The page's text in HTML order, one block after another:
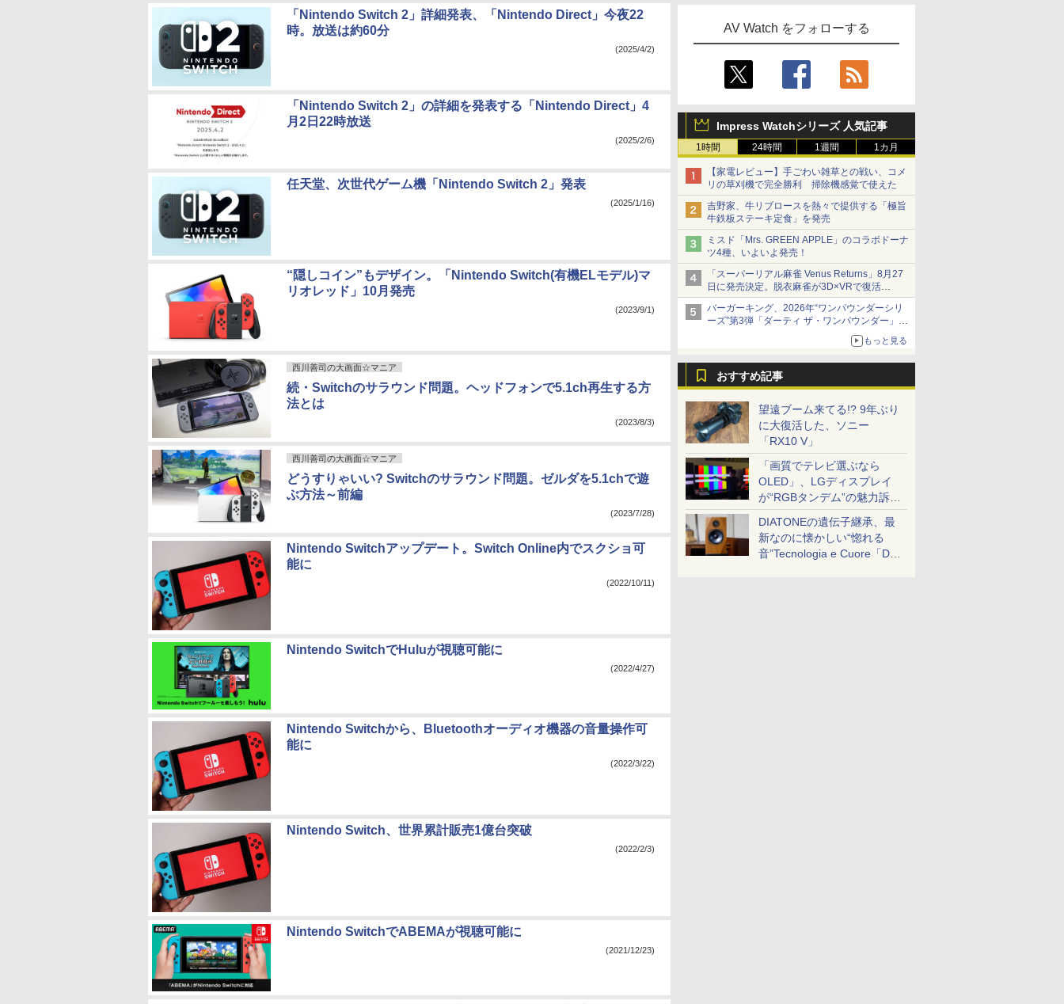
AV Watch をフォローする
Impress Watchシリーズ 人気記事
1時間 24時間 1週間 1カ月
【家電レビュー】手ごわい雑草との戦い、コメ
リの草刈機で完全勝利 掃除機感覚で使えた
吉野家、牛リブロースを熱々で提供する「極旨
牛鉄板ステーキ定食」を発売
ミスド「Mrs. GREEN APPLE」のコラボドーナ
ツ4種、いよいよ発売！
「スーパーリアル麻雀 Venus Returns」8月27
日に発売決定。脱衣麻雀が3D×VRで復活
発売から2週間は20%オフになるセールが実施
バーガーキング、2026年“ワンパウンダーシリ
ーズ”第3弾「ダーティ ザ・ワンパウンダー」を
「特製ガーリックマヨソース」を使用した超大
もっと見る
おすすめ記事
望遠ブーム来てる!? 9年ぶり
に大復活した、ソニー
「RX10 V」
「画質でテレビ選ぶなら
OLED」、LGディスプレイ
が“RGBタンデム”の魅力訴
求。液晶とのガチ比較も
DIATONEの遺伝子継承、最
新なのに懐かしい“惚れる
音”Tecnologia e Cuore「DS-
「Nintendo Switch 2」詳細発表、「Nintendo Direct」今夜22
時。放送は約60分
(2025/4/2)
「Nintendo Switch 2」の詳細を発表する「Nintendo Direct」4
月2日22時放送
(2025/2/6)
任天堂、次世代ゲーム機「Nintendo Switch 2」発表
(2025/1/16)
“隠しコイン”もデザイン。「Nintendo Switch(有機ELモデル)マ
リオレッド」10月発売
(2023/9/1)
西川善司の大画面☆マニア
続・Switchのサラウンド問題。ヘッドフォンで5.1ch再生する方
法とは
(2023/8/3)
西川善司の大画面☆マニア
どうすりゃいい? Switchのサラウンド問題。ゼルダを5.1chで遊
ぶ方法～前編
(2023/7/28)
Nintendo Switchアップデート。Switch Online内でスクショ可
能に
(2022/10/11)
Nintendo SwitchでHuluが視聴可能に
(2022/4/27)
Nintendo Switchから、Bluetoothオーディオ機器の音量操作可
能に
(2022/3/22)
Nintendo Switch、世界累計販売1億台突破
(2022/2/3)
Nintendo SwitchでABEMAが視聴可能に
(2021/12/23)